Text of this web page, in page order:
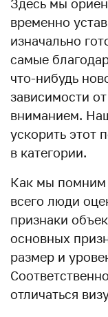
Здесь мы
временно
изначально
самые
что-нибудь
зависимости
вниманием.
ускорить этот
в категории.
Как мы помним
всего люди
признаки
основных
размер и
отличаться